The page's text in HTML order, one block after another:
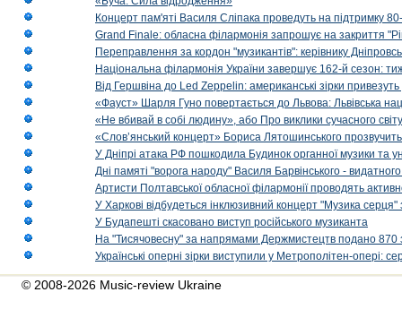
Концерт пам'яті Василя Сліпака проведуть на підтримку
Grand Finale: обласна філармонія запрошує на закриття
Переправлення за кордон "музикантів": керівнику
Національна філармонія України завершує 162-й сезон:
Від Гершвіна до Led Zeppelin: американські зірки
«Фауст» Шарля Гуно повертається до Львова: Львівська
«Не вбивай в собі людину», або Про виклики сучасного світу
«Слов’янський концерт» Бориса Лятошинського
У Дніпрі атака РФ пошкодила Будинок органної музики та
Дні памяті "ворога народу" Василя Барвінського -
Артисти Полтавської обласної філармонії проводять
У Харкові відбудеться інклюзивний концерт "Музика
У Будапешті скасовано виступ російського музиканта
На "Тисячовесну" за напрямами Держмистецтв подано 870
Українські оперні зірки виступили у Метрополітен-опері:
© 2008-2026 Music-review Ukraine